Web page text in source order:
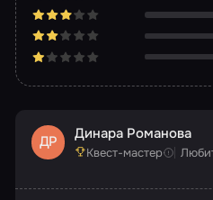
ДР Динара Романова
Квест-мастер